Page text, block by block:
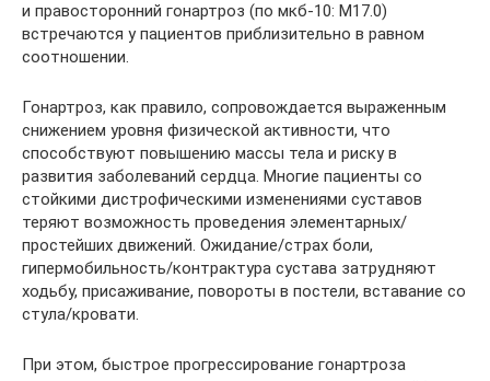
и правосторонний гонартроз (по мкб-10: М17.0)
встречаются у пациентов приблизительно в равном
соотношении.
Гонартроз, как правило, сопровождается выраженным
снижением уровня физической активности, что
способствуют повышению массы тела и риску в
развития заболеваний сердца. Многие пациенты со
стойкими дистрофическими изменениями суставов
теряют возможность проведения элементарных/
простейших движений. Ожидание/страх боли,
гипермобильность/контрактура сустава затрудняют
ходьбу, присаживание, повороты в постели, вставание со
стула/кровати.
При этом, быстрое прогрессирование гонартроза